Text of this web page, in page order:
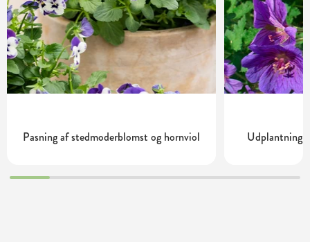
Pasning af stedmoderblomst og hornviol Udplantning